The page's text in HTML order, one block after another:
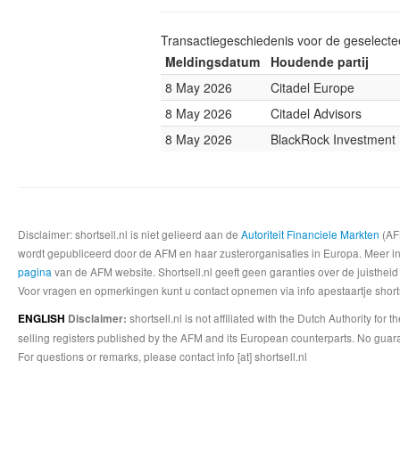
Transactiegeschiedenis voor de
Meldingsdatum
Houdende partij
8 May 2026
Citadel Europe
8 May 2026
Citadel Advisors
8 May 2026
BlackRock
Disclaimer: shortsell.nl is niet gelieerd aan de Autoriteit Financiele Markten
wordt gepubliceerd door de AFM en haar zusterorganisaties in Europa.
pagina van de AFM website. Shortsell.nl geeft geen garanties over de
Voor vragen en opmerkingen kunt u contact opnemen via info apestaartje
ENGLISH Disclaimer: shortsell.nl is not affiliated with the Dutch Authority for
selling registers published by the AFM and its European counterparts. No
For questions or remarks, please contact info [at] shortsell.nl